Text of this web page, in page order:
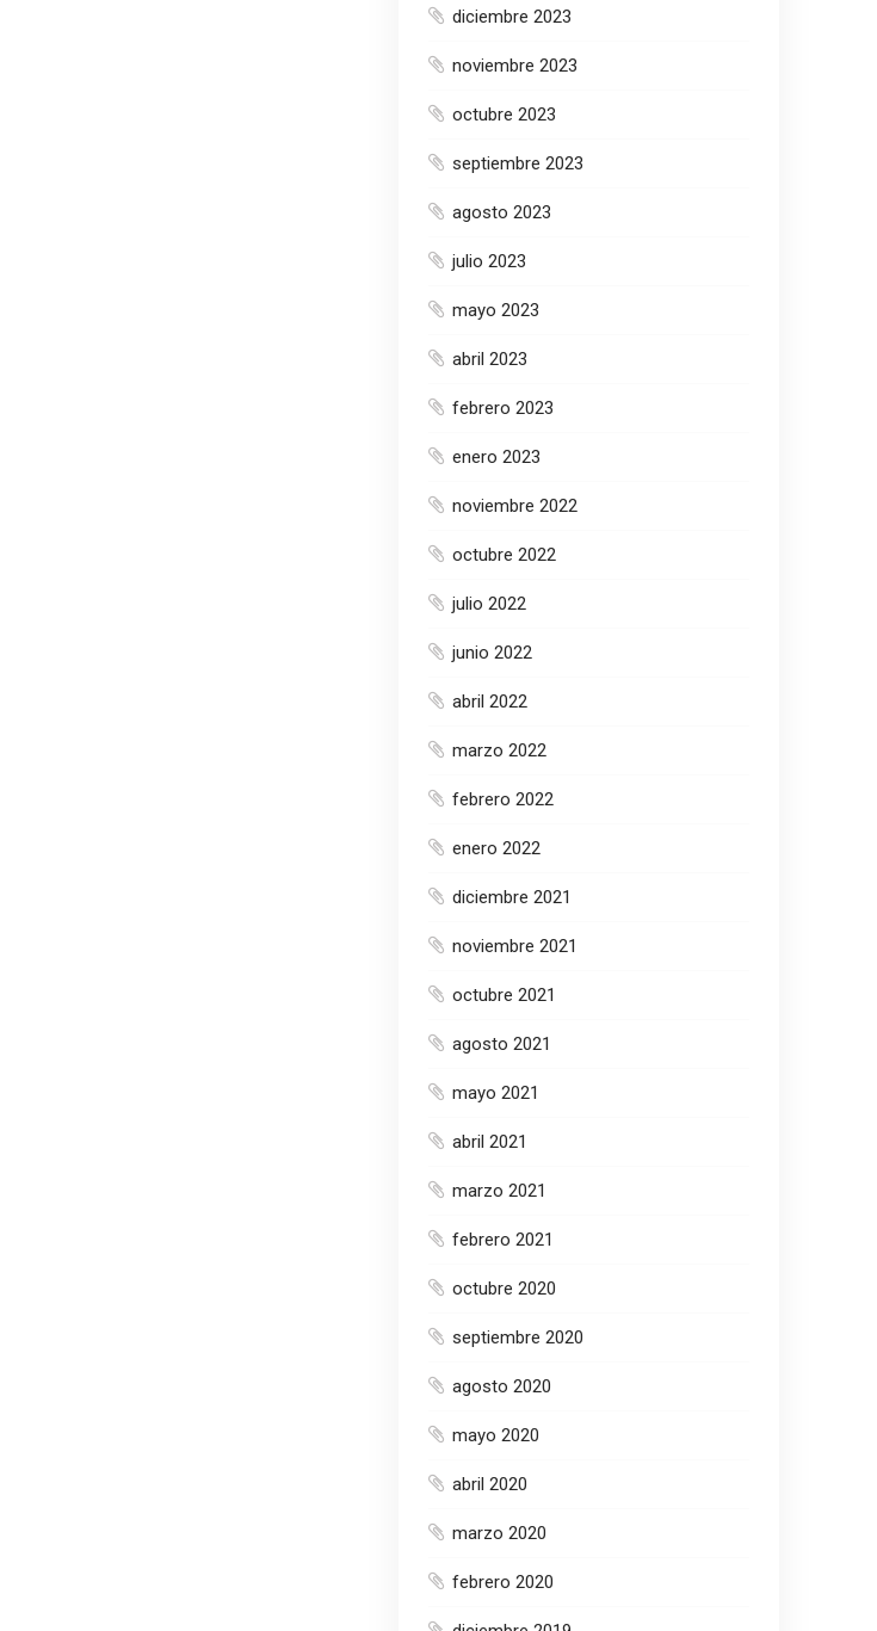
diciembre 2023
noviembre 2023
octubre 2023
septiembre 2023
agosto 2023
julio 2023
mayo 2023
abril 2023
febrero 2023
enero 2023
noviembre 2022
octubre 2022
julio 2022
junio 2022
abril 2022
marzo 2022
febrero 2022
enero 2022
diciembre 2021
noviembre 2021
octubre 2021
agosto 2021
mayo 2021
abril 2021
marzo 2021
febrero 2021
octubre 2020
septiembre 2020
agosto 2020
mayo 2020
abril 2020
marzo 2020
febrero 2020